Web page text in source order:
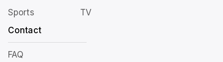
Sports
TV
Contact
FAQ